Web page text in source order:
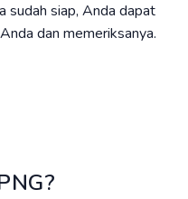
sudah siap, Anda dapat
dan memeriksanya.